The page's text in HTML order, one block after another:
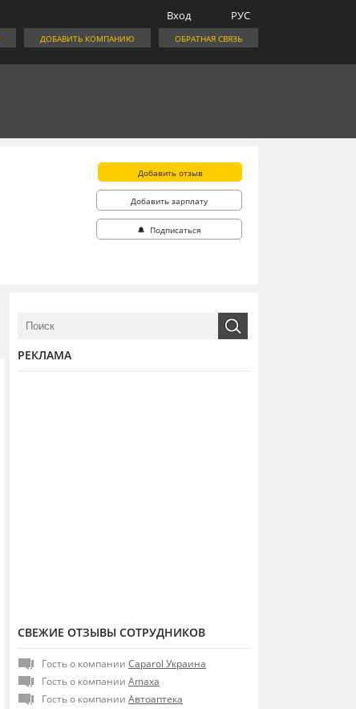
РУС
Вход
ОБРАТНАЯ СВЯЗЬ
ДОБАВИТЬ КОМПАНИЮ
Добавить отзыв
Добавить зарплату
🔔 Подписаться
РЕКЛАМА
СВЕЖИЕ ОТЗЫВЫ СОТРУДНИКОВ
Гость о компании Caparol Украина
Гость о компании Amaxa
Гость о компании Автоаптека